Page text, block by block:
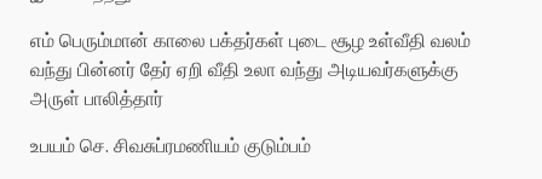
எம் பெரும்மான் காலை பக்தர்கள் புடை சூழ உள்வீதி வலம்
வந்து பின்னர் தேர் ஏறி வீதி உலா வந்து அடியவர்களுக்கு
அருள் பாலித்தார்
உபயம் செ. சிவசுப்ரமணியம் குடும்பம்